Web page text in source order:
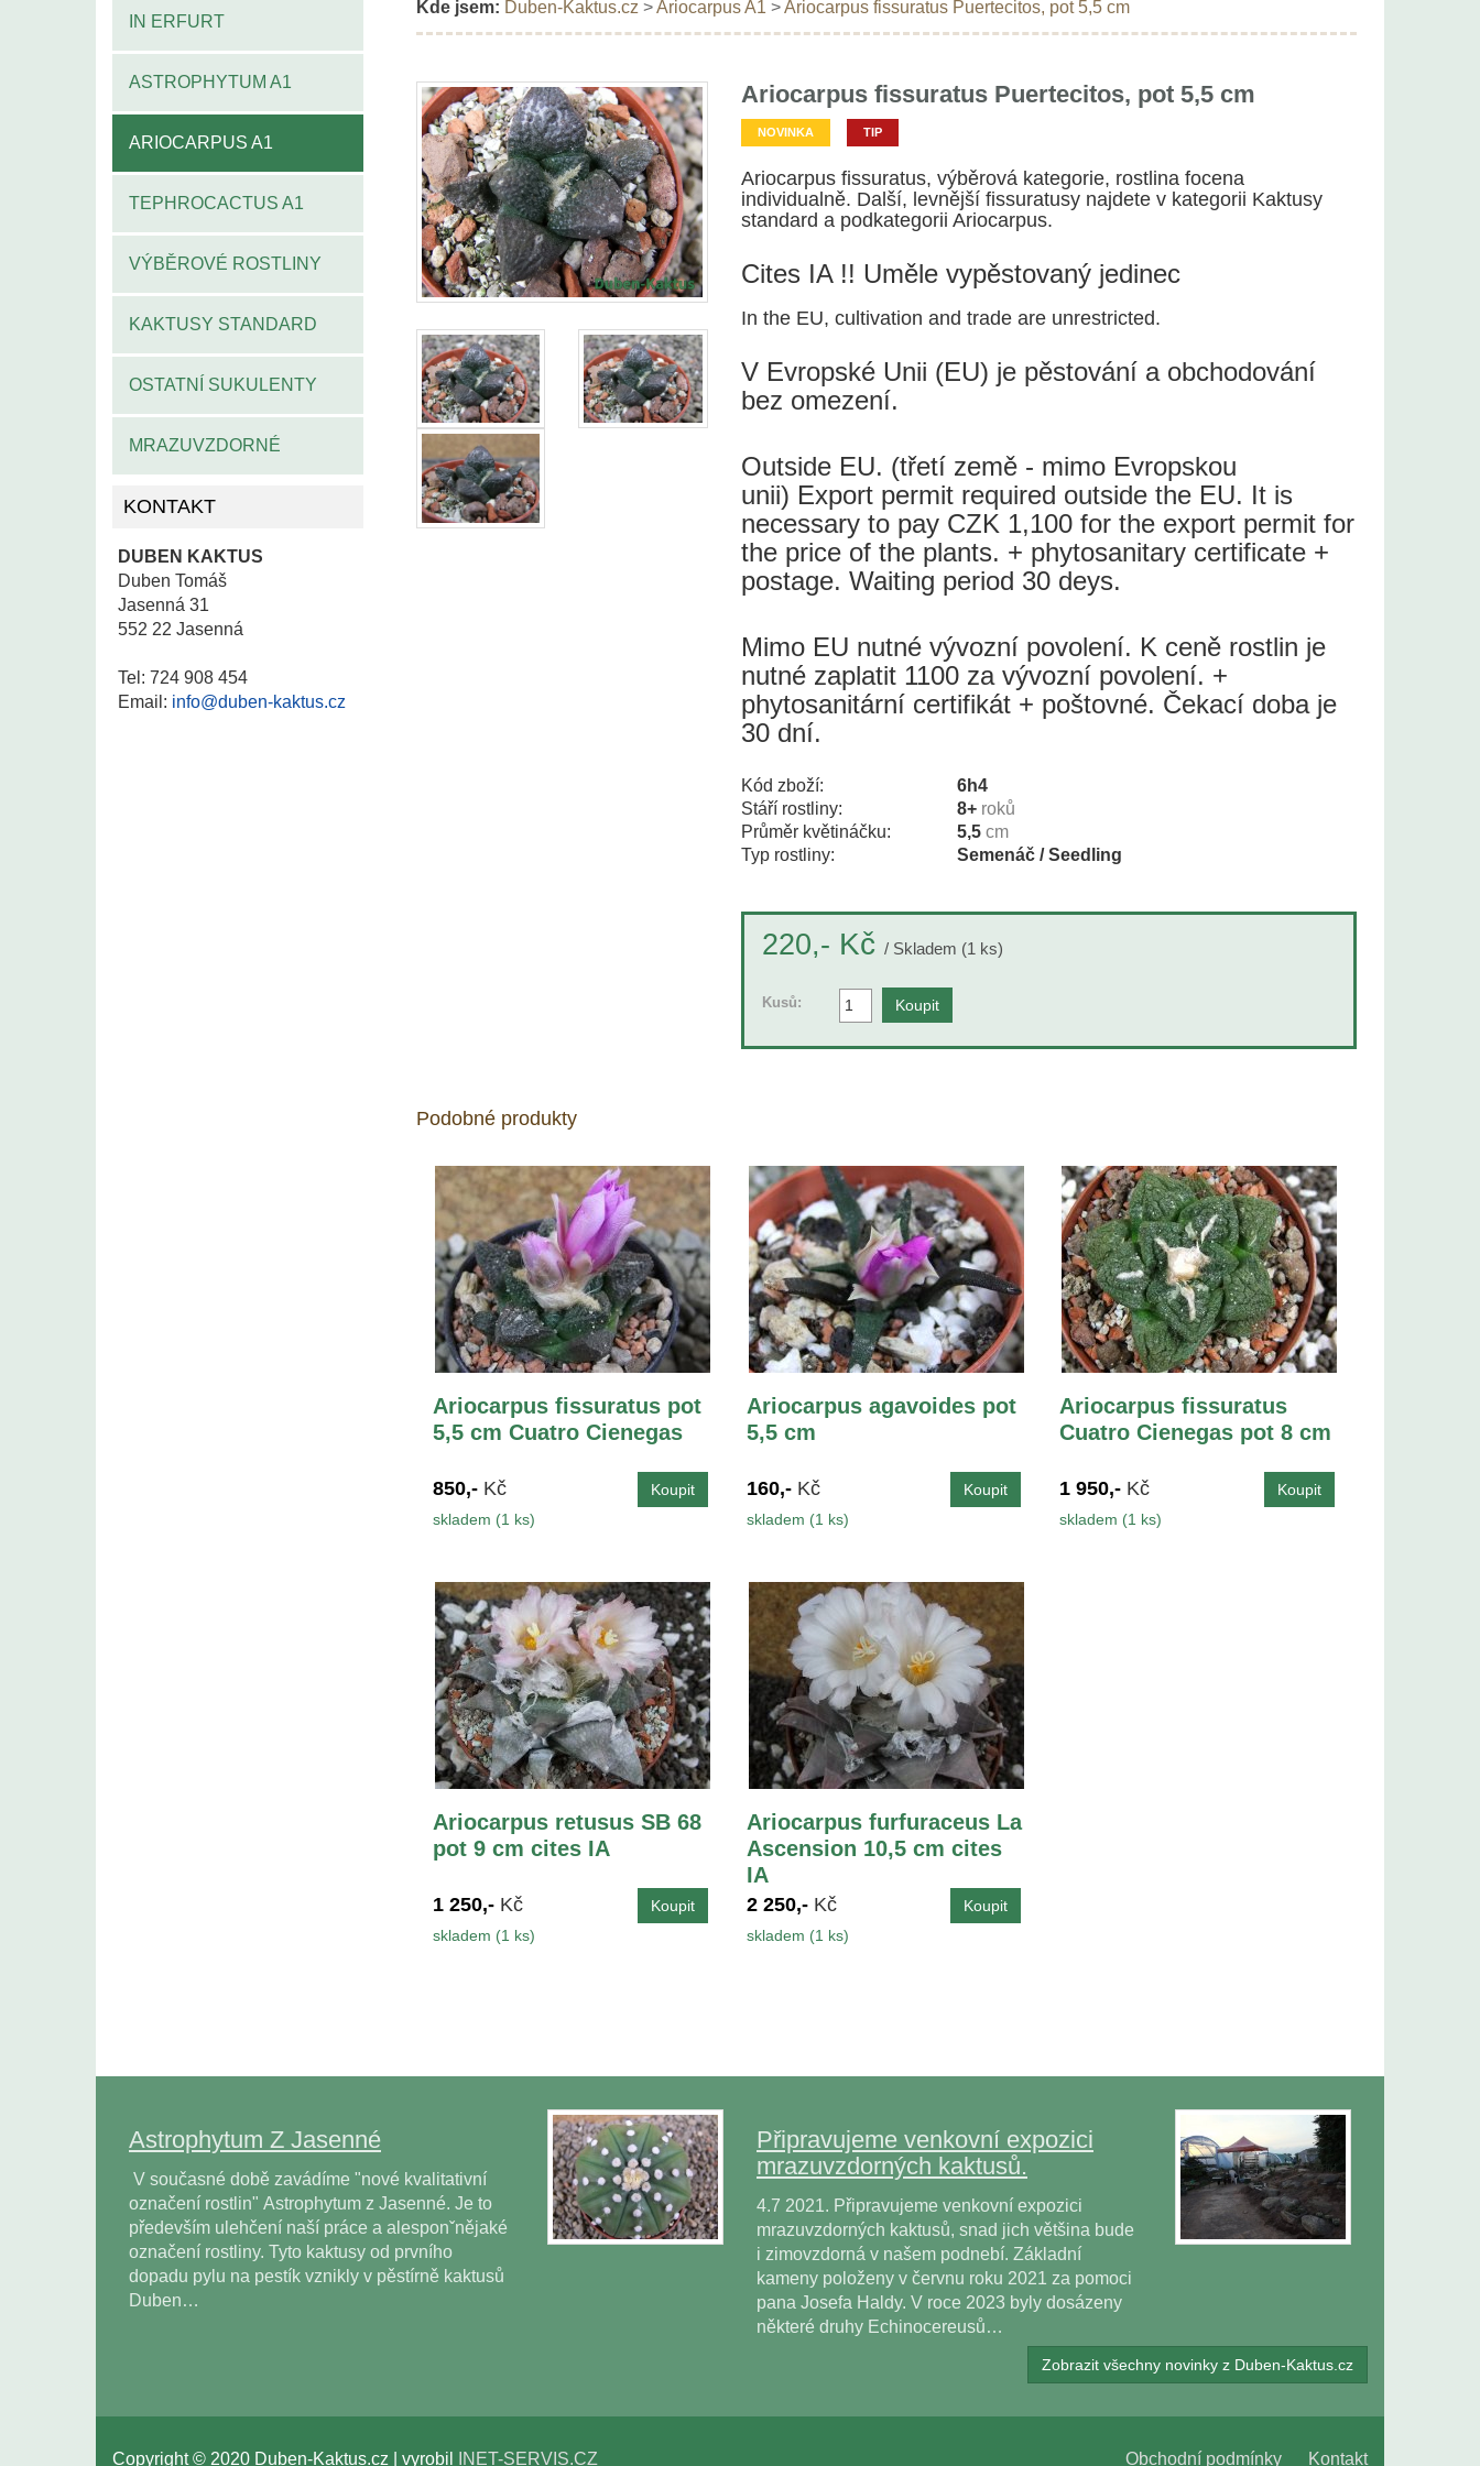
IN ERFURT
ASTROPHYTUM A1
ARIOCARPUS A1
TEPHROCACTUS A1
VÝBĚROVÉ ROSTLINY
KAKTUSY STANDARD
OSTATNÍ SUKULENTY
MRAZUVZDORNÉ
KONTAKT
DUBEN KAKTUS
Duben Tomáš
Jasenná 31
552 22 Jasenná
Tel: 724 908 454
Email: info@duben-kaktus.cz
Kde jsem: Duben-Kaktus.cz >Ariocarpus A1 >Ariocarpus fissuratus Puertecitos, pot 5,5 cm
Ariocarpus fissuratus Puertecitos, pot 5,5 cm
NOVINKA TIP
Ariocarpus fissuratus, výběrová kategorie, rostlina focena
individualně. Další, levnější fissuratusy najdete v kategorii Kaktusy
standard a podkategorii Ariocarpus.
Cites IA !! Uměle vypěstovaný jedinec
In the EU, cultivation and trade are unrestricted.
V Evropské Unii (EU) je pěstování a obchodování
bez omezení.
Outside EU. (třetí země - mimo Evropskou
unii) Export permit required outside the EU. It is
necessary to pay CZK 1,100 for the export permit for
the price of the plants. + phytosanitary certificate +
postage. Waiting period 30 deys.
Mimo EU nutné vývozní povolení. K ceně rostlin je
nutné zaplatit 1100 za vývozní povolení. +
phytosanitární certifikát + poštovné. Čekací doba je
30 dní.
Kód zboží:
6h4
Stáří rostliny:
8+ roků
Průměr květináčku:
5,5 cm
Typ rostliny:
Semenáč / Seedling
220,- Kč / Skladem (1 ks)
Kusů:
Podobné produkty
Ariocarpus fissuratus pot
5,5 cm Cuatro Cienegas
850,- Kč
skladem (1 ks)
Ariocarpus agavoides pot
5,5 cm
160,- Kč
skladem (1 ks)
Ariocarpus fissuratus
Cuatro Cienegas pot 8 cm
1 950,- Kč
skladem (1 ks)
Ariocarpus retusus SB 68
pot 9 cm cites IA
1 250,- Kč
skladem (1 ks)
Ariocarpus furfuraceus La
Ascension 10,5 cm cites
IA
2 250,- Kč
skladem (1 ks)
Astrophytum Z Jasenné
V současné době zavádíme "nové kvalitativní
označení rostlin" Astrophytum z Jasenné. Je to
především ulehčení naší práce a alesponˇnějaké
označení rostliny. Tyto kaktusy od prvního
dopadu pylu na pestík vznikly v pěstírně kaktusů
Duben…
Připravujeme venkovní expozici
mrazuvzdorných kaktusů.
4.7 2021. Připravujeme venkovní expozici
mrazuvzdorných kaktusů, snad jich většina bude
i zimovzdorná v našem podnebí. Základní
kameny položeny v červnu roku 2021 za pomoci
pana Josefa Haldy. V roce 2023 byly dosázeny
některé druhy Echinocereusů…
Zobrazit všechny novinky z Duben-Kaktus.cz
Obchodní podmínky Kontakt
Copyright © 2020 Duben-Kaktus.cz | vyrobil INET-SERVIS.CZ